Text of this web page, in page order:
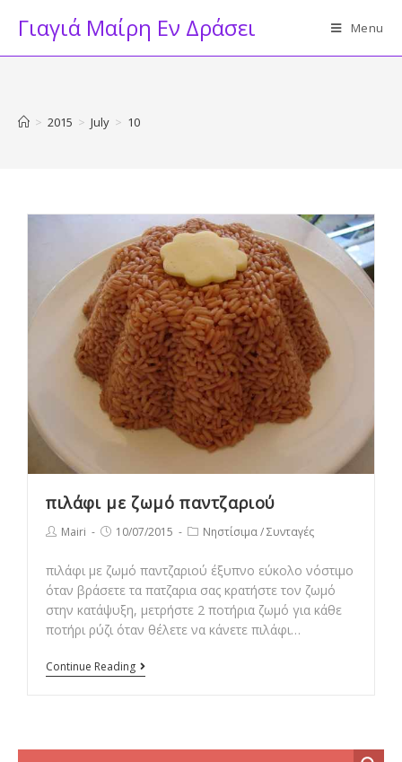
content
Γιαγιά Μαίρη Εν Δράσει Menu
> 2015 > July > 10
πιλάφι με ζωμό παντζαριού
PostMairi
Post10/07/2015
PostΝηστίσιμα/Συνταγές
πιλάφι με ζωμό παντζαριού έξυπνο εύκολο νόστιμο
όταν βράσετε τα πατζαρια σας κρατήστε τον ζωμό
στην κατάψυξη, μετρήστε 2 ποτήρια ζωμό για κάθε
ποτήρι ρύζι όταν θέλετε να κάνετε πιλάφι…
Continue Reading πιλάφι